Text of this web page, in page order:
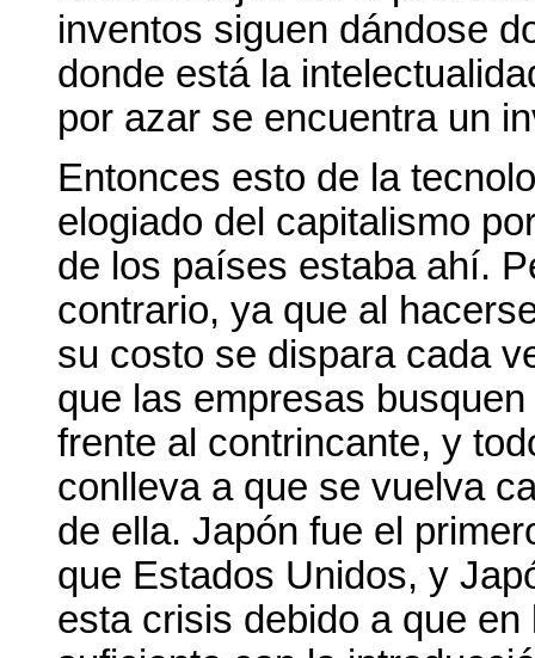
inventos siguen dándose
donde está la
por azar se encuentra un
Entonces esto de la
elogiado del capitalismo
de los países estaba ahí.
contrario, ya que al
su costo se dispara cada
que las empresas
frente al contrincante, y
conlleva a que se vuelva
de ella. Japón fue el
que Estados Unidos, y
esta crisis debido a que